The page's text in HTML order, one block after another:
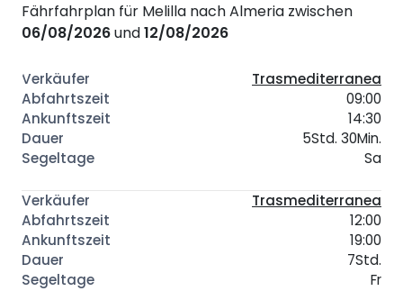
Fährfahrplan für Melilla nach Almeria zwischen
06/08/2026und12/08/2026
Trasmediterranea
09:00
14:30
5Std. 30Min.
Sa
Trasmediterranea
12:00
19:00
7Std.
Fr